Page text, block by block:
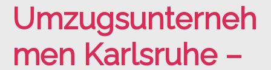
Umzugsunterneh
men Karlsruhe –